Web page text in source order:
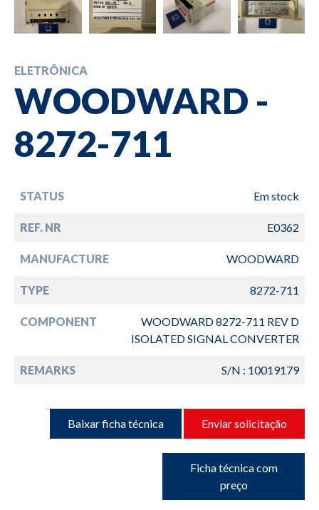
ELETRÔNICA
WOODWARD -
8272-711
STATUS Em stock
REF. NR E0362
MANUFACTURE WOODWARD
TYPE 8272-711
COMPONENT
WOODWARD 8272-711 REV D
ISOLATED SIGNAL CONVERTER
REMARKS S/N : 10019179
Baixar ficha técnica Enviar solicitação
Ficha técnica com
preço